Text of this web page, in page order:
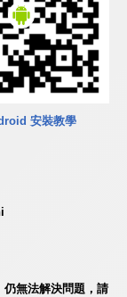
安裝教學
無法解決問題，請